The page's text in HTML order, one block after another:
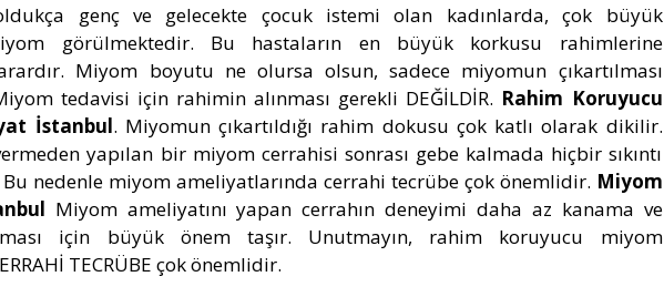
genç ve gelecekte çocuk istemi olan kadınlarda, çok büyük
görülmektedir. Bu hastaların en büyük korkusu rahimlerine
Miyom boyutu ne olursa olsun, sadece miyomun çıkartılması
tedavisi için rahimin alınması gerekli DEĞİLDİR. Rahim Koruyucu
İstanbul. Miyomun çıkartıldığı rahim dokusu çok katlı olarak dikilir.
yapılan bir miyom cerrahisi sonrası gebe kalmada hiçbir sıkıntı
nedenle miyom ameliyatlarında cerrahi tecrübe çok önemlidir. Miyom
Miyom ameliyatını yapan cerrahın deneyimi daha az kanama ve
için büyük önem taşır. Unutmayın, rahim koruyucu miyom
TECRÜBE çok önemlidir.